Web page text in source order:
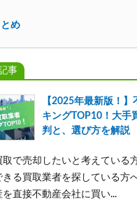
とめ
事
【2025年最新版！
キングTOP10！大手
判と、選び方を解説
取で売却したいと考えている
きる買取業者を探している方
を直接不動産会社に買い...